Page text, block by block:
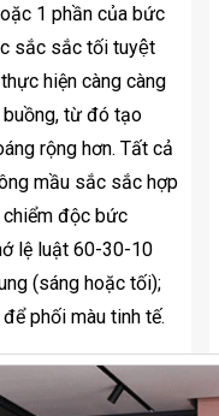
1 phần của bức
sắc sắc tối tuyệt
hiện càng càng
buồng, từ đó tạo
rộng hơn. Tất cả
mầu sắc sắc hợp
độc bức
lệ luật 60-30-10
(sáng hoặc tối);
phối màu tinh tế.